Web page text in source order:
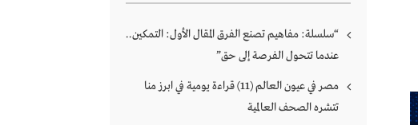
“سلسلة: مفاهيم تصنع الفرق المقال الأول: التمكين..
عندما تتحول الفرصة إلى حق”
مصر في عيون العالم (11) قراءة يومية في ابرز منا
تتشره الصحف العالمية